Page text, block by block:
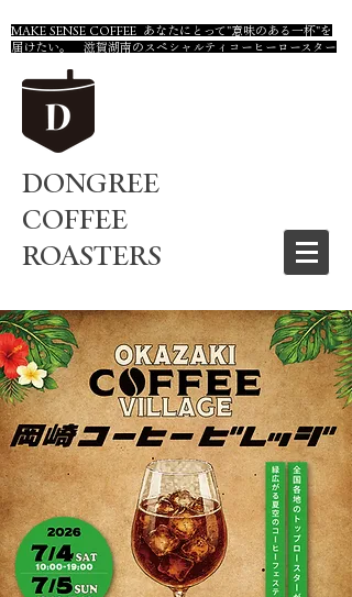
MAKE SENSE COFFEE あなたにとって"意味のある一杯"を
届けたい。 滋賀湖南のスペシャルティコーヒーロースター
DONGREE
COFFEE
ROASTERS